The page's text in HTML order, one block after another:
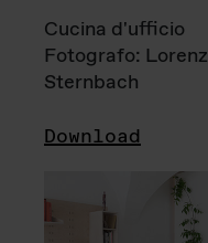
Cucina d'ufficio
Fotografo: Lorenz
Sternbach
Download